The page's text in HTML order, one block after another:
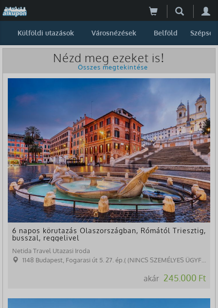
Külföldi utazások Városnézések Belföld Szépség
Nézd meg ezeket is!
Összes megtekintése
6 napos körutazás Olaszországban, Rómától Triesztig,
busszal, reggelivel
Netida Travel Utazasi Iroda
1148 Budapest, Fogarasi út 5. 27. ép.( (NINCS SZEMÉLYES ÜGYFÉLFOGADÁS)
akár 245.000 Ft